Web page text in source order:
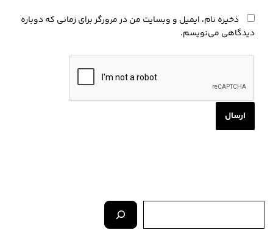
ذخیره نام، ایمیل و وبسایت من در مرورگر برای زمانی که دوباره
دیدگاهی می‌نویسم.
س